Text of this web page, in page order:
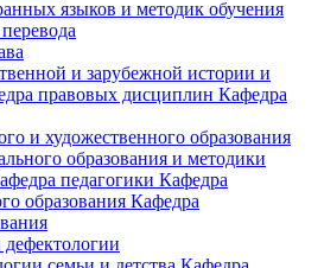
языков и методик обучения
и зарубежной истории и
правовых дисциплин Кафедра
и художественного образования
образования и методики
педагогики Кафедра
образования Кафедра